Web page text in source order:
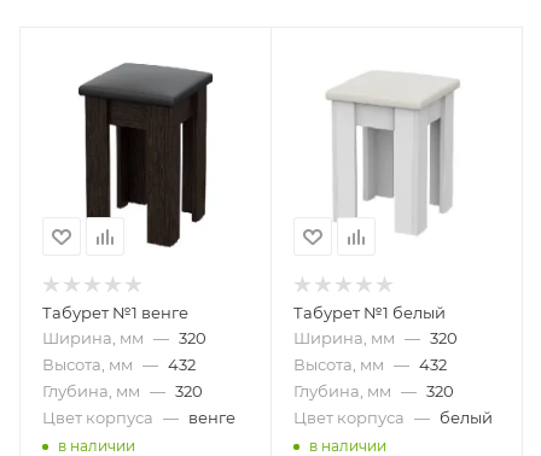
Табурет №1 венге
Ширина, мм — 320
Высота, мм — 432
Глубина, мм — 320
Цвет корпуса — венге
в наличии
Табурет №1 белый
Ширина, мм — 320
Высота, мм — 432
Глубина, мм — 320
Цвет корпуса — белый
в наличии